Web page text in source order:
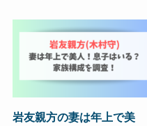
岩友親方の妻は年上で美